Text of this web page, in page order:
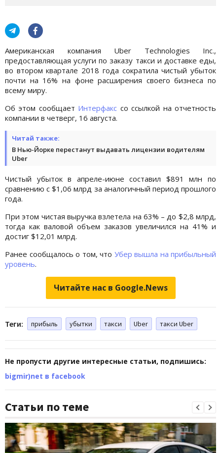
Американская компания Uber Technologies Inc.,
предоставляющая услуги по заказу такси и доставке еды,
во втором квартале 2018 года сократила чистый убыток
почти на 16% на фоне расширения своего бизнеса по
всему миру.
Об этом сообщает Интерфакс со ссылкой на отчетность
компании в четверг, 16 августа.
Читай также:
В Нью-Йорке перестанут выдавать лицензии водителям
Uber
Чистый убыток в апреле-июне составил $891 млн по
сравнению с $1,06 млрд за аналогичный период прошлого
года.
При этом чистая выручка взлетела на 63% – до $2,8 млрд,
тогда как валовой объем заказов увеличился на 41% и
достиг $12,01 млрд.
Ранее сообщалось о том, что Убер вышла на прибыльный
уровень.
Читайте нас в Google.News
Теги: прибыль убытки такси Uber такси Uber
Не пропусти другие интересные статьи, подпишись:
bigmir)net в facebook
Статьи по теме